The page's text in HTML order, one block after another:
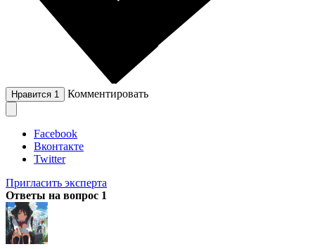
Нравится 1 Комментировать
Facebook
Вконтакте
Twitter
Пригласить эксперта
Ответы на вопрос 1